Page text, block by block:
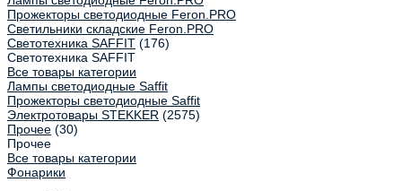
Прожекторы светодиодные Feron.PRO
Светильники складские Feron.PRO
Светотехника SAFFIT (176)
Светотехника SAFFIT
Все товары категории
Лампы светодиодные Saffit
Прожекторы светодиодные Saffit
Электротовары STEKKER (2575)
Прочее (30)
Прочее
Все товары категории
Фонарики